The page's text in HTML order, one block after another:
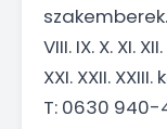
szakemberek.
VIII. IX. X. XI.
XXI. XXII.
T: 0630 940-